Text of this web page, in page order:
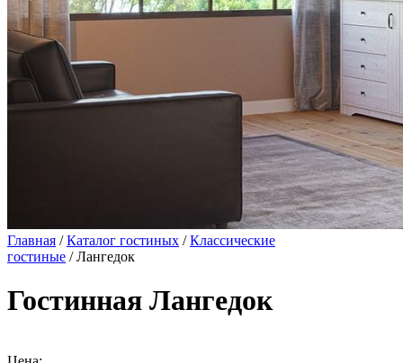
Главная /Каталог гостиных /Классические
гостиные / Лангедок
Гостинная Лангедок